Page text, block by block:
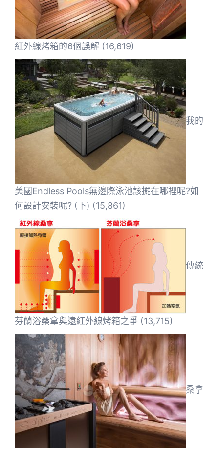
紅外線烤箱的6個誤解 (16,619)
我的
美國Endless Pools無邊際泳池該擺在哪裡呢?如
何設計安裝呢? (下) (15,861)
傳統
芬蘭浴桑拿與遠紅外線烤箱之爭 (13,715)
桑拿